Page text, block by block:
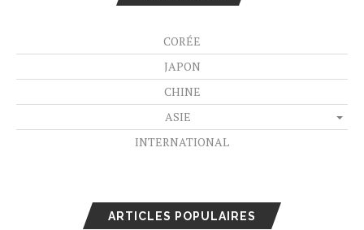
CORÉE
JAPON
CHINE
ASIE
INTERNATIONAL
ARTICLES POPULAIRES